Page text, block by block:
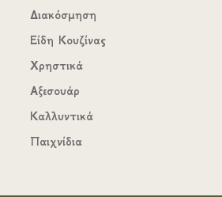
Διακόσμηση
Είδη Κουζίνας
Χρηστικά
Αξεσουάρ
Καλλυντικά
Παιχνίδια